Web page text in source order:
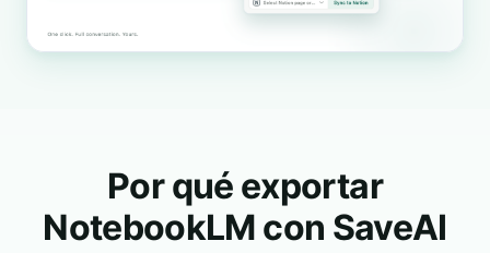
Por qué exportar
NotebookLM con SaveAI